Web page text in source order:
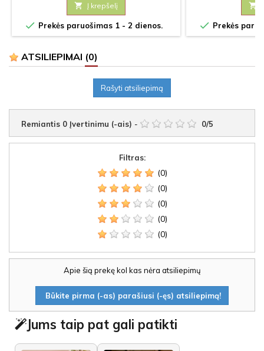
 Į krepšelį
 Prekės paruošimas 1 - 2 dienos.

 Prekės
ATSILIEPIMAI (0)
Rašyti atsiliepimą
Remiantis 0 Įvertinimu (-ais) - 0/5
Filtras:
(0)
(0)
(0)
(0)
(0)
Apie šią prekę kol kas nėra atsiliepimų
Būkite pirma (-as) parašiusi (-ęs) atsiliepimą!
Jums taip pat gali patikti